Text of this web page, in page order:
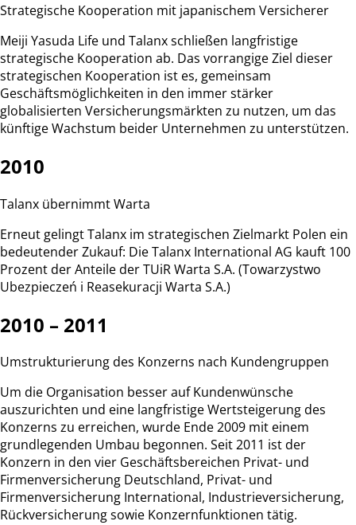
Strategische Kooperation mit japanischem Versicherer
Meiji Yasuda Life und Talanx schließen langfristige
strategische Kooperation ab. Das vorrangige Ziel dieser
strategischen Kooperation ist es, gemeinsam
Geschäftsmöglichkeiten in den immer stärker
globalisierten Versicherungsmärkten zu nutzen, um das
künftige Wachstum beider Unternehmen zu unterstützen.
2010
Talanx übernimmt Warta
Erneut gelingt Talanx im strategischen Zielmarkt Polen ein
bedeutender Zukauf: Die Talanx International AG kauft 100
Prozent der Anteile der TUiR Warta S.A. (Towarzystwo
Ubezpieczeń i Reasekuracji Warta S.A.)
2010 – 2011
Umstrukturierung des Konzerns nach Kundengruppen
Um die Organisation besser auf Kundenwünsche
auszurichten und eine langfristige Wertsteigerung des
Konzerns zu erreichen, wurde Ende 2009 mit einem
grundlegenden Umbau begonnen. Seit 2011 ist der
Konzern in den vier Geschäftsbereichen Privat- und
Firmenversicherung Deutschland, Privat- und
Firmenversicherung International, Industrieversicherung,
Rückversicherung sowie Konzernfunktionen tätig.